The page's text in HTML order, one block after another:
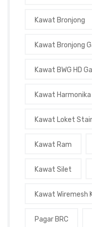
Kawat Bronjong
Kawat Bronjong
Kawat BWG HD
Kawat Harmonika
Kawat Loket
Kawat Ram
Kawat Silet
Kawat Wiremesh
Pagar BRC